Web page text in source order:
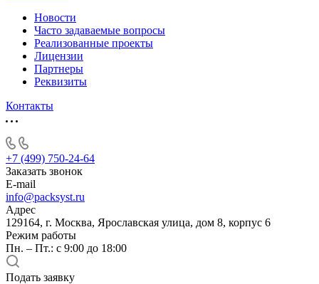
Новости
Часто задаваемые вопросы
Реализованные проекты
Лицензии
Партнеры
Реквизиты
Контакты
+7 (499) 750-24-64
Заказать звонок
E-mail
info@packsyst.ru
Адрес
129164, г. Москва, Ярославская улица, дом 8, корпус 6
Режим работы
Пн. – Пт.: с 9:00 до 18:00
Подать заявку